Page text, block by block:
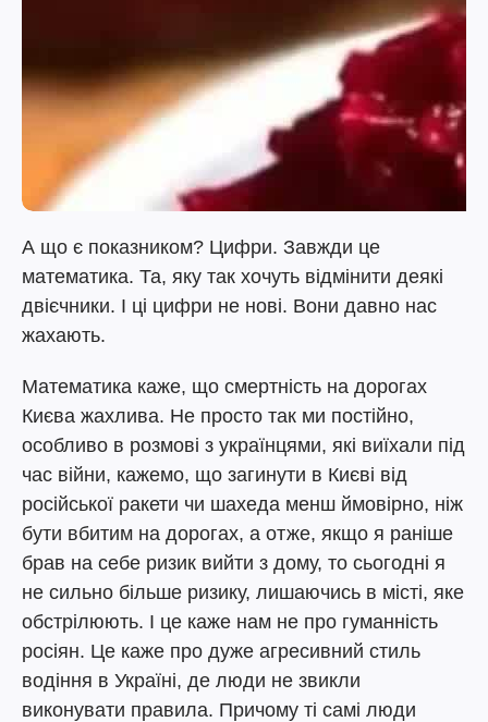
А що є показником? Цифри. Завжди це
математика. Та, яку так хочуть відмінити деякі
двієчники. І ці цифри не нові. Вони давно нас
жахають.
Математика каже, що смертність на дорогах
Києва жахлива. Не просто так ми постійно,
особливо в розмові з українцями, які виїхали під
час війни, кажемо, що загинути в Києві від
російської ракети чи шахеда менш ймовірно, ніж
бути вбитим на дорогах, а отже, якщо я раніше
брав на себе ризик вийти з дому, то сьогодні я
не сильно більше ризику, лишаючись в місті, яке
обстрілюють. І це каже нам не про гуманність
росіян. Це каже про дуже агресивний стиль
водіння в Україні, де люди не звикли
виконувати правила. Причому ті самі люди